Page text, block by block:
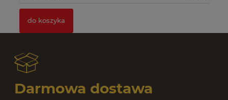
do koszyka
Darmowa dostawa